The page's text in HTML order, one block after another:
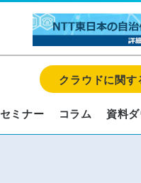
セミナー コラム 資料
クラウドに関す